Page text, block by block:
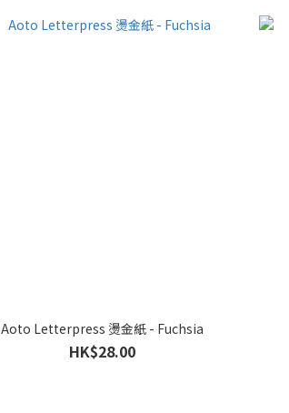
Aoto Letterpress 燙金紙 - Fuchsia
HK$28.00